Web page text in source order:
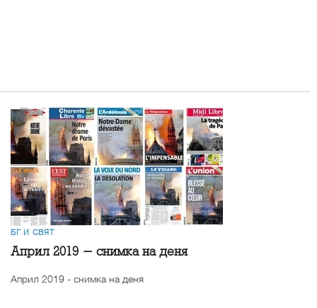
БГ И СВЯТ
Април 2019 - снимка на деня
Април 2019 - снимка на деня